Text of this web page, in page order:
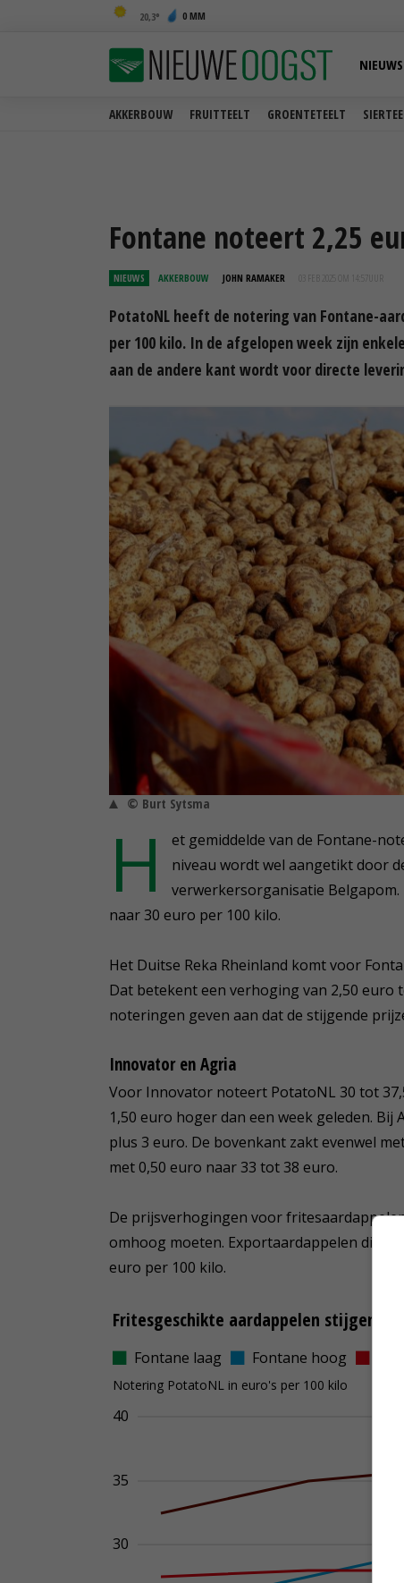
20,3 0 MM
AKKERBOUW FRUITTEELT GROENTETEELT
NIEUWS
Fontane noteert 2,25
NIEUWS AKKERBOUW JOHN RAMAKER 03 FEB 2025 OM 14:57
PotatoNL heeft de notering van Fontane-
per 100 kilo. In de afgelopen week zijn
aan de andere kant wordt voor directe
© Burt Sytsma
H
et gemiddelde van de Fontane-
niveau wordt wel aangetikt door
verwerkersorganisatie
naar 30 euro per 100 kilo.
Het Duitse Reka Rheinland komt voor
Dat betekent een verhoging van 2,50 euro
noteringen geven aan dat de stijgende
Innovator en Agria
Voor Innovator noteert PotatoNL 30 tot
1,50 euro hoger dan een week geleden.
plus 3 euro. De bovenkant zakt evenwel
met 0,50 euro naar 33 tot 38 euro.
De prijsverhogingen voor
omhoog moeten. Exportaardappelen die
euro per 100 kilo.